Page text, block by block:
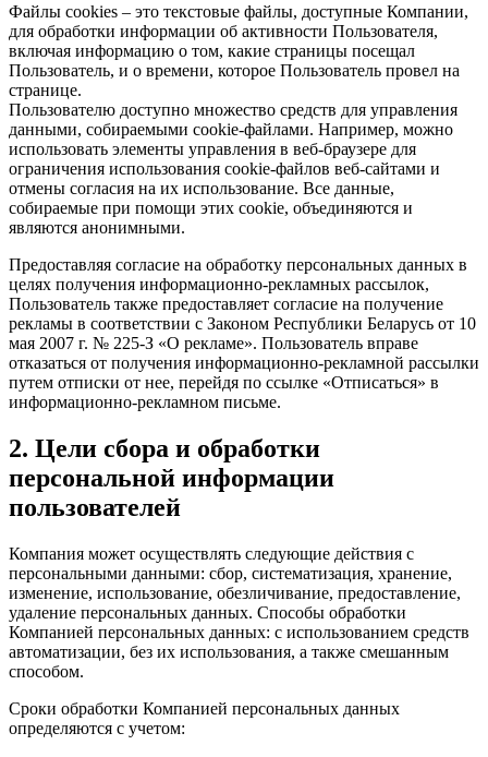
Файлы cookies – это текстовые файлы, доступные Компании,
для обработки информации об активности Пользователя,
включая информацию о том, какие страницы посещал
Пользователь, и о времени, которое Пользователь провел на
странице.
Пользователю доступно множество средств для управления
данными, собираемыми cookie-файлами. Например, можно
использовать элементы управления в веб-браузере для
ограничения использования сookie-файлов веб-сайтами и
отмены согласия на их использование. Все данные,
собираемые при помощи этих cookie, объединяются и
являются анонимными.
Предоставляя согласие на обработку персональных данных в
целях получения информационно-рекламных рассылок,
Пользователь также предоставляет согласие на получение
рекламы в соответствии с Законом Республики Беларусь от 10
мая 2007 г. № 225-З «О рекламе». Пользователь вправе
отказаться от получения информационно-рекламной рассылки
путем отписки от нее, перейдя по ссылке «Отписаться» в
информационно-рекламном письме.
2. Цели сбора и обработки
персональной информации
пользователей
Компания может осуществлять следующие действия с
персональными данными: сбор, систематизация, хранение,
изменение, использование, обезличивание, предоставление,
удаление персональных данных. Способы обработки
Компанией персональных данных: с использованием средств
автоматизации, без их использования, а также смешанным
способом.
Сроки обработки Компанией персональных данных
определяются с учетом: